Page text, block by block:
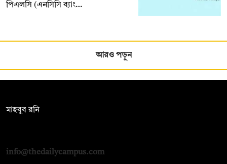
পিএলসি (এনসিসি ব্যাং…
আরও পড়ুন
মাহবুব রনি
info@thedailycampus.com